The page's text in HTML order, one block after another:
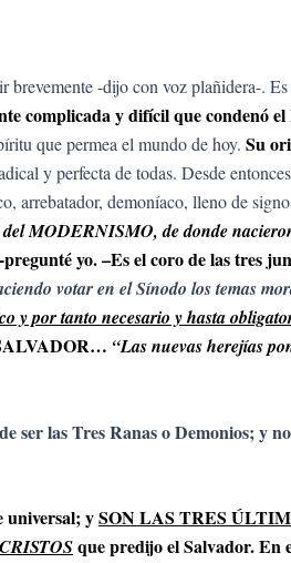
brevemente -dijo con voz plañidera-. Es
complicada y difícil que condenó
que permea el mundo de hoy. Su
y perfecta de todas. Desde
arrebatador, demoníaco, lleno de
MODERNISMO, de donde
pregunté yo. –Es el coro de las tres
votar en el Sínodo los temas
y por tanto necesario y hasta
“Las nuevas herejías
ser las Tres Ranas o Demonios; y
universal; ySON LAS TRES
que predijo el Salvador. En